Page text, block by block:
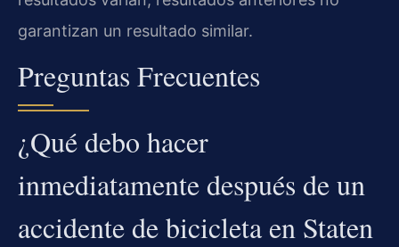
garantizan un resultado similar.
Preguntas Frecuentes
¿Qué debo hacer
inmediatamente después de un
accidente de bicicleta en Staten